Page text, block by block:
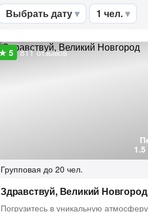
Выбрать дату 1 чел.
811 отзывов
Групповая до 20 чел.
Здравствуй, Великий Новгород
Погрузитесь в уникальную атмосферу